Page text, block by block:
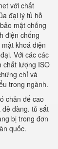
với chất
đại lý tủ hồ
mật chống
điện chống
khoá điện
Với các các
chất lượng ISO
chỉ và
trong ngành.
chân đế cao
dàng. tủ sắt
bị trong đơn
quốc.